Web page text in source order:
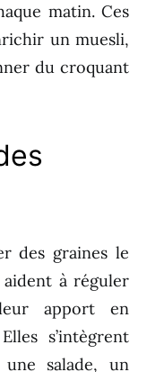
matin. Ces
un muesli,
du croquant
des graines le
à réguler
apport en
s’intègrent
salade, un